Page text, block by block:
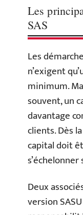
Les
SAS
Les
n’exigent
minimum.
souvent, un
davantage
clients. Dès
capital doit
Deux
version